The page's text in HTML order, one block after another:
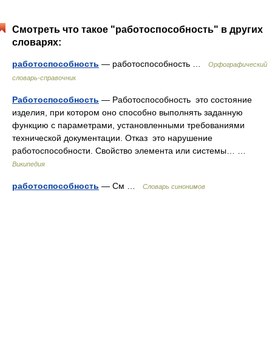
Смотреть что такое "работоспособность" в других
словарях:
работоспособность — работоспособность …
Орфографический
словарь-справочник
Работоспособность — Работоспособность это состояние
изделия, при котором оно способно выполнять заданную
функцию с параметрами, установленными требованиями
технической документации. Отказ это нарушение
работоспособности. Свойство элемента или системы… …
Википедия
работоспособность — См … Словарь синонимов